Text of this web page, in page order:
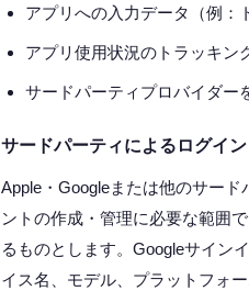
アプリへの入力データ（例：
アプリ使用状況のトラッキン
サードパーティプロバイダー
サードパーティによるログイン
Apple・Googleまたは他のサー
ントの作成・管理に必要な範囲
るものとします。Googleサイン
イス名、モデル、プラットフォ